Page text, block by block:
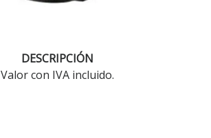
DESCRIPCIÓN
Valor con IVA incluido.